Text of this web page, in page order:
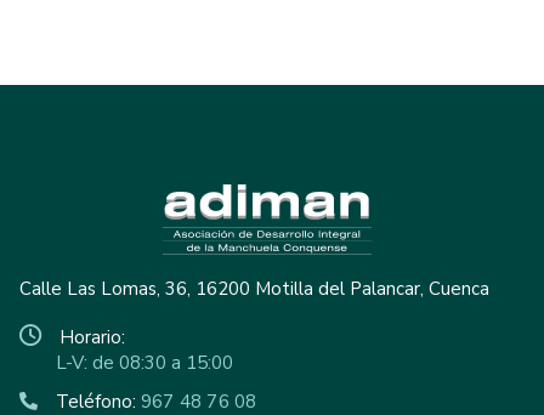
Calle Las Lomas, 36, 16200 Motilla del Palancar, Cuenca
Horario:
L-V: de 08:30 a 15:00
Teléfono: 967 48 76 08